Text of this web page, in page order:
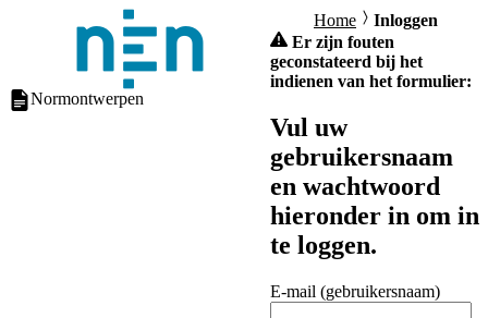
Normontwerpen
Home
Inloggen
Er zijn fouten
geconstateerd bij het
indienen van het formulier:
Vul uw
gebruikersnaam
en wachtwoord
hieronder in om in
te loggen.
E-mail (gebruikersnaam)